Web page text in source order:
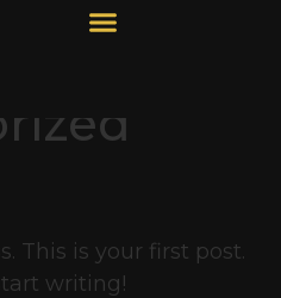
This is your first post.
writing!